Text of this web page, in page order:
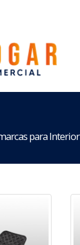
para Interior